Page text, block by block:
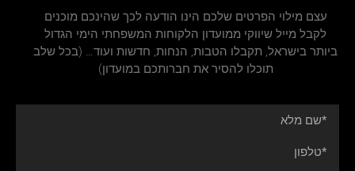
עצם מילוי הפרטים שלכם הינו הודעה לכך שהינכם מוכנים
לקבל מייל שיווקי ממועדון הלקוחות המשפחתי הימי הגדול
ביותר בישראל, תקבלו הטבות, הנחות, חדשות ועוד… (בכל שלב
תוכלו להסיר את חברותכם במועדון)